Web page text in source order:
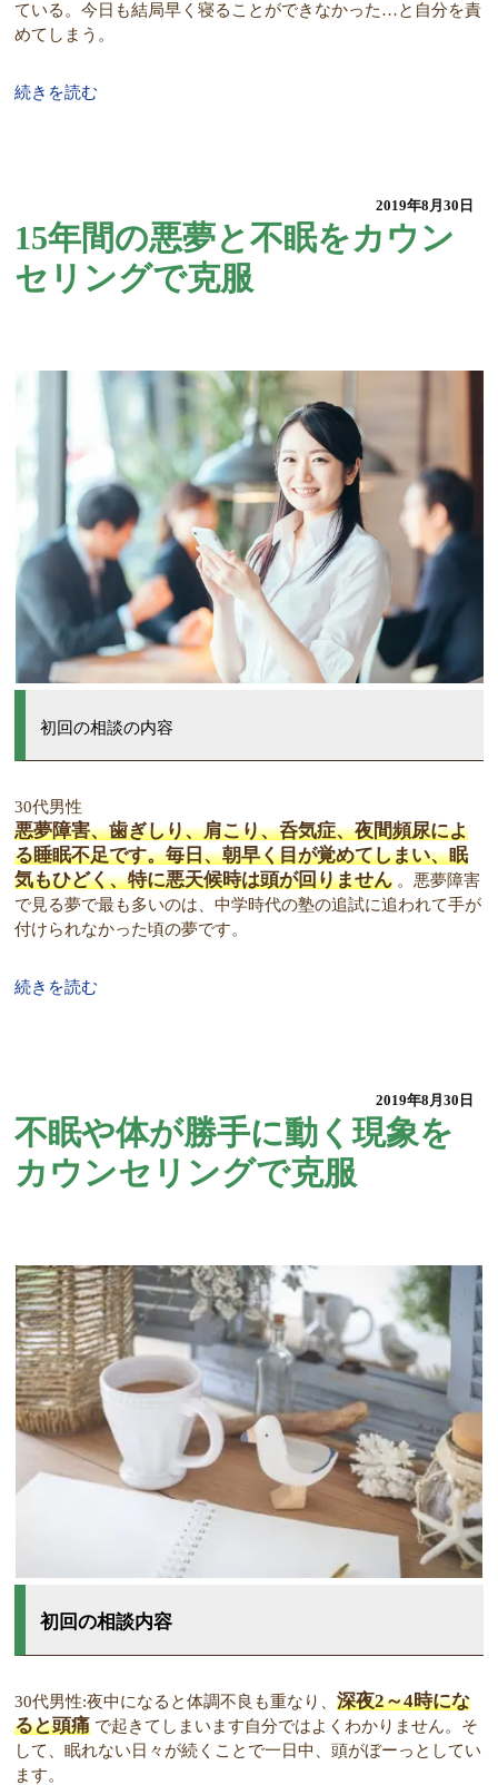
ている。今日も結局早く寝ることができなかった…と自分を責
めてしまう。
続きを読む
2019年8月30日
15年間の悪夢と不眠をカウン
セリングで克服
初回の相談の内容
30代男性
悪夢障害、歯ぎしり、肩こり、呑気症、夜間頻尿によ
る睡眠不足です。毎日、朝早く目が覚めてしまい、眠
気もひどく、特に悪天候時は頭が回りません 。悪夢障害
で見る夢で最も多いのは、中学時代の塾の追試に追われて手が
付けられなかった頃の夢です。
続きを読む
2019年8月30日
不眠や体が勝手に動く現象を
カウンセリングで克服
初回の相談内容
30代男性:夜中になると体調不良も重なり、深夜2～4時にな
ると頭痛 で起きてしまいます自分ではよくわかりません。そ
して、眠れない日々が続くことで一日中、頭がぼーっとしてい
ます。